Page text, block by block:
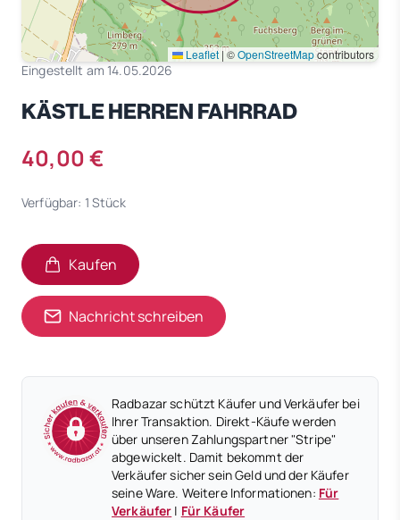
Leaflet | ©OpenStreetMapcontributors
Eingestellt am 14.05.2026
KÄSTLE HERREN FAHRRAD
40,00 €
Verfügbar: 1 Stück
Kaufen
Nachricht schreiben
Radbazar schützt Käufer und Verkäufer bei
Ihrer Transaktion. Direkt-Käufe werden
über unseren Zahlungspartner "Stripe"
abgewickelt. Damit bekommt der
Verkäufer sicher sein Geld und der Käufer
seine Ware. Weitere Informationen: Für
Verkäufer | Für Käufer